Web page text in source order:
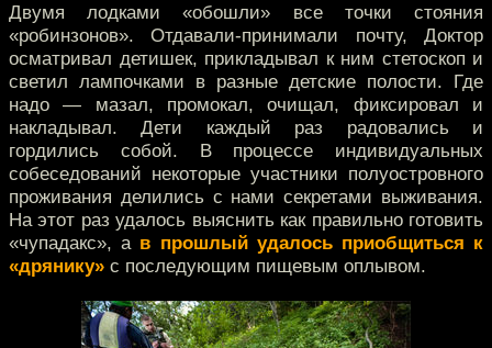
Двумя лодками «обошли» все точки стояния
«робинзонов». Отдавали-принимали почту, Доктор
осматривал детишек, прикладывал к ним стетоскоп и
светил лампочками в разные детские полости. Где
надо — мазал, промокал, очищал, фиксировал и
накладывал. Дети каждый раз радовались и
гордились собой. В процессе индивидуальных
собеседований некоторые участники полуостровного
проживания делились с нами секретами выживания.
На этот раз удалось выяснить как правильно готовить
«чупадакс», а в прошлый удалось приобщиться к
«дрянику» с последующим пищевым оплывом.